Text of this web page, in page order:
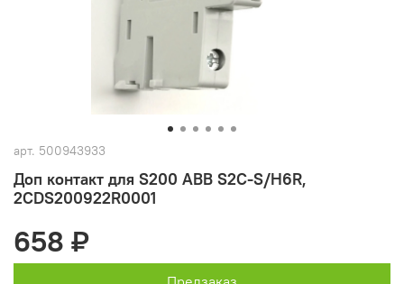
арт. 500943933
Доп контакт для S200 ABB S2C-S/H6R,
2CDS200922R0001
658 ₽